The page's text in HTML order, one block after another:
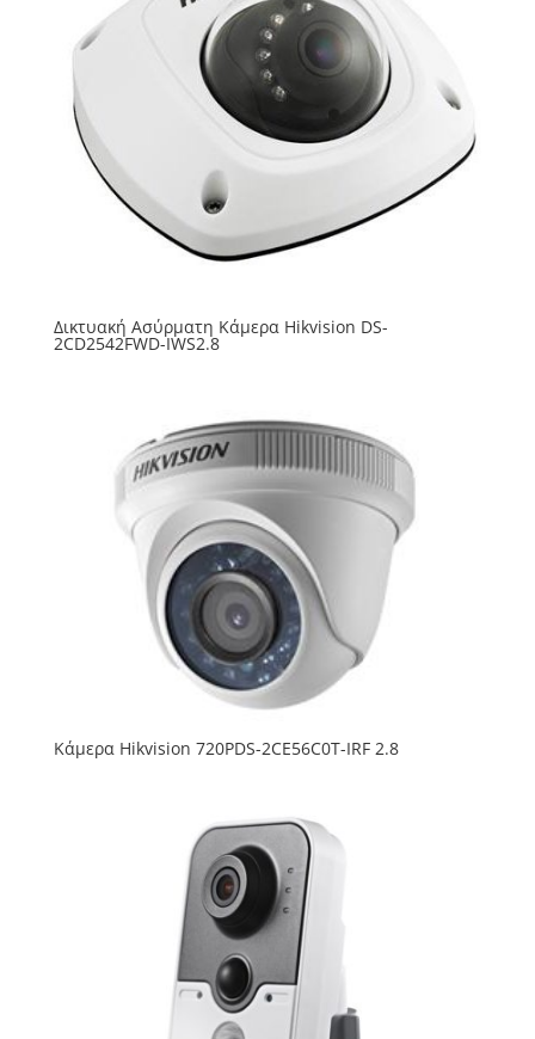
Δικτυακή Ασύρματη Κάμερα Hikvision DS-
2CD2542FWD-IWS2.8
Κάμερα Hikvision 720PDS-2CE56C0T-IRF 2.8